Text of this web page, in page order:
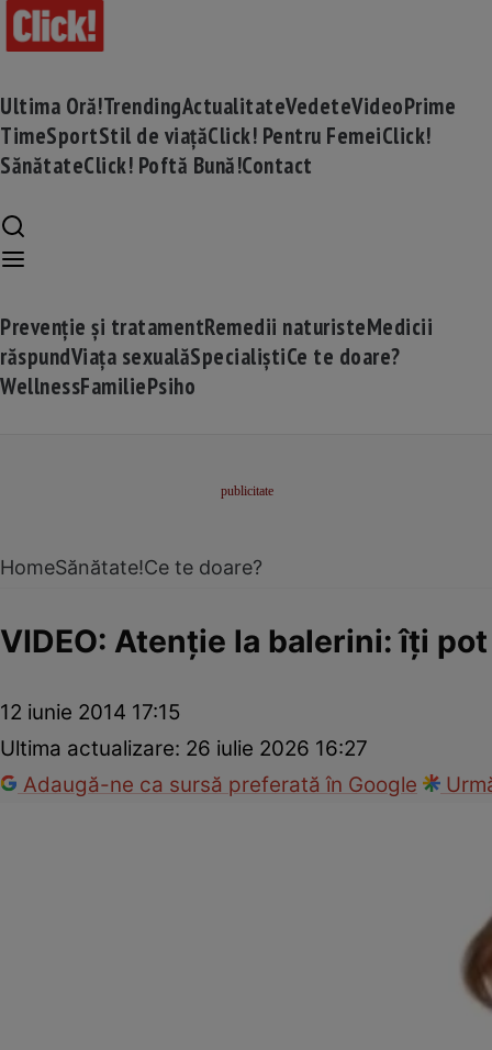
Ultima Oră!TrendingActualitateVedeteVideoPrime
TimeSportStil de viațăClick! Pentru FemeiClick!
SănătateClick! Poftă Bună!Contact
Prevenție și tratamentRemedii naturisteMedicii
răspundViața sexualăSpecialiștiCe te doare?
WellnessFamiliePsiho
HomeSănătate!Ce te doare?
VIDEO: Atenţie la balerini: îţi
12 iunie 2014 17:15
Ultima actualizare: 26 iulie 2026 16:27
Adaugă-ne ca sursă preferată în Google